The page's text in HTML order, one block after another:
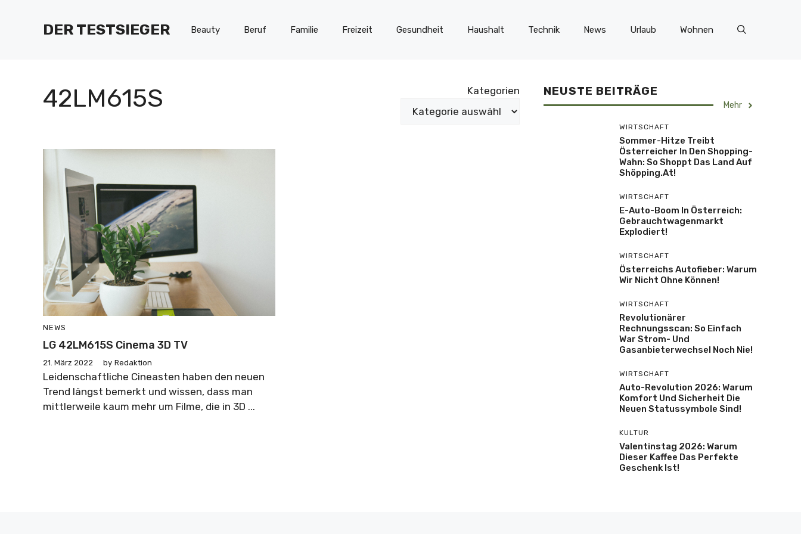
DER TESTSIEGER Beauty Beruf Familie Freizeit Gesundheit Haushalt Technik News Urlaub Wohnen
42LM615S Kategorien
NEWS
LG 42LM615S Cinema 3D TV
21. März 2022 by Redaktion
Leidenschaftliche Cineasten haben den neuen
Trend längst bemerkt und wissen, dass man
mittlerweile kaum mehr um Filme, die in 3D ...
NEUSTE BEITRÄGE
Mehr
WIRTSCHAFT
Sommer-Hitze Treibt
Österreicher In Den Shopping-
Wahn: So Shoppt Das Land Auf
Shöpping.at!
WIRTSCHAFT
E-Auto-Boom In Österreich:
Gebrauchtwagenmarkt
Explodiert!
WIRTSCHAFT
Österreichs Autofieber: Warum
Wir Nicht Ohne Können!
WIRTSCHAFT
Revolutionärer
Rechnungsscan: So Einfach
War Strom- Und
Gasanbieterwechsel Noch Nie!
WIRTSCHAFT
Auto-Revolution 2026: Warum
Komfort Und Sicherheit Die
Neuen Statussymbole Sind!
KULTUR
Valentinstag 2026: Warum
Dieser Kaffee Das Perfekte
Geschenk Ist!